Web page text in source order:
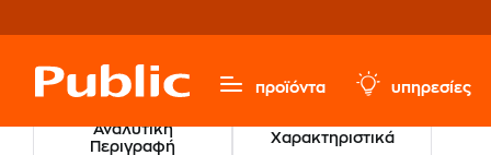
προϊόντα υπηρεσίες
Αναλυτική
Περιγραφή
Χαρακτηριστικά